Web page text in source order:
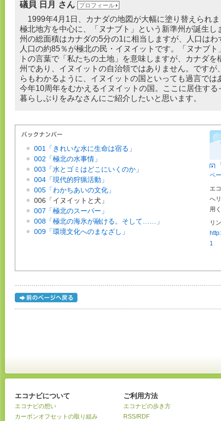
礒貝 日月 さん プロフィール
1999年4月1日、カナダの地図が大幅に塗り替えられ
極北地方を中心に、「ヌナブト」という新準州が誕生し
州の総面積はカナダの5分の1に相当しますが、人口はわ
人口の約85％が極北の民・イヌイットです。「ヌナブト
トの言葉で「私たちの土地」を意味しますが、カナダを
州であり、イヌイットの自治領ではありません。ですが
らもわかるように、イヌイットの国といっても過言では
今年10周年をむかえるイヌイットの国。ここに居住する
暮らしぶりをみなさんにご紹介したいと思います。
ペ
エ
へ
用
リ
1
001「きれいな水に生命は宿る」
002「極北の水事情」
003「水とゴミはどこにいくのか」
004「現代的狩猟活動」
005「わかちあいの文化」
006「イヌイットと犬」
007「極北のスーパー」
008「極北の海氷が融ける。そして……」
009「環境文化へのまなざし」
エコナビについて
エコナビの想い
カーボンオフセットの取り組み
ご利用方法
エコナビの歩き方
RSS/RDF